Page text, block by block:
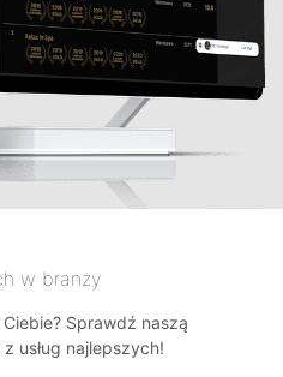
w branży
Sprawdź naszą
usług najlepszych!